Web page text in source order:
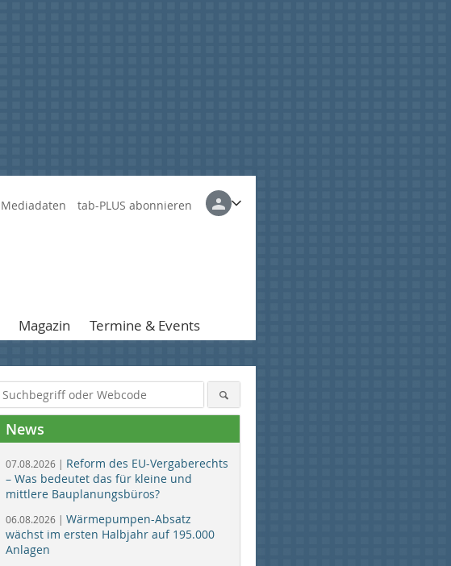
Mediadaten tab-PLUS abonnieren
Magazin Termine & Events
News
07.08.2026 | Reform des EU-Vergaberechts
– Was bedeutet das für kleine und
mittlere Bauplanungsbüros?
06.08.2026 | Wärmepumpen-Absatz
wächst im ersten Halbjahr auf 195.000
Anlagen